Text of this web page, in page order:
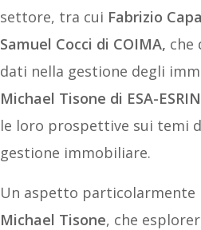
settore, tra cui Fabrizio
Samuel Cocci di COIMA, che
dati nella gestione degli
Michael Tisone di ESA-ESRIN
le loro prospettive sui temi
gestione immobiliare.
Un aspetto
Michael Tisone, che